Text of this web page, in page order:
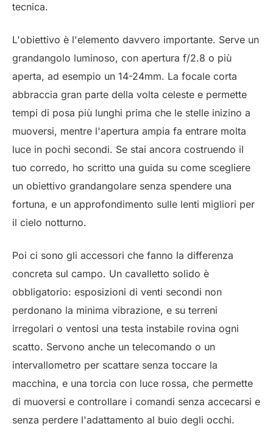
tecnica.
L'obiettivo è l'elemento davvero importante. Serve un
grandangolo luminoso, con apertura f/2.8 o più
aperta, ad esempio un 14-24mm. La focale corta
abbraccia gran parte della volta celeste e permette
tempi di posa più lunghi prima che le stelle inizino a
muoversi, mentre l'apertura ampia fa entrare molta
luce in pochi secondi. Se stai ancora costruendo il
tuo corredo, ho scritto una guida su come scegliere
un obiettivo grandangolare senza spendere una
fortuna, e un approfondimento sulle lenti migliori per
il cielo notturno.
Poi ci sono gli accessori che fanno la differenza
concreta sul campo. Un cavalletto solido è
obbligatorio: esposizioni di venti secondi non
perdonano la minima vibrazione, e su terreni
irregolari o ventosi una testa instabile rovina ogni
scatto. Servono anche un telecomando o un
intervallometro per scattare senza toccare la
macchina, e una torcia con luce rossa, che permette
di muoversi e controllare i comandi senza accecarsi e
senza perdere l'adattamento al buio degli occhi.